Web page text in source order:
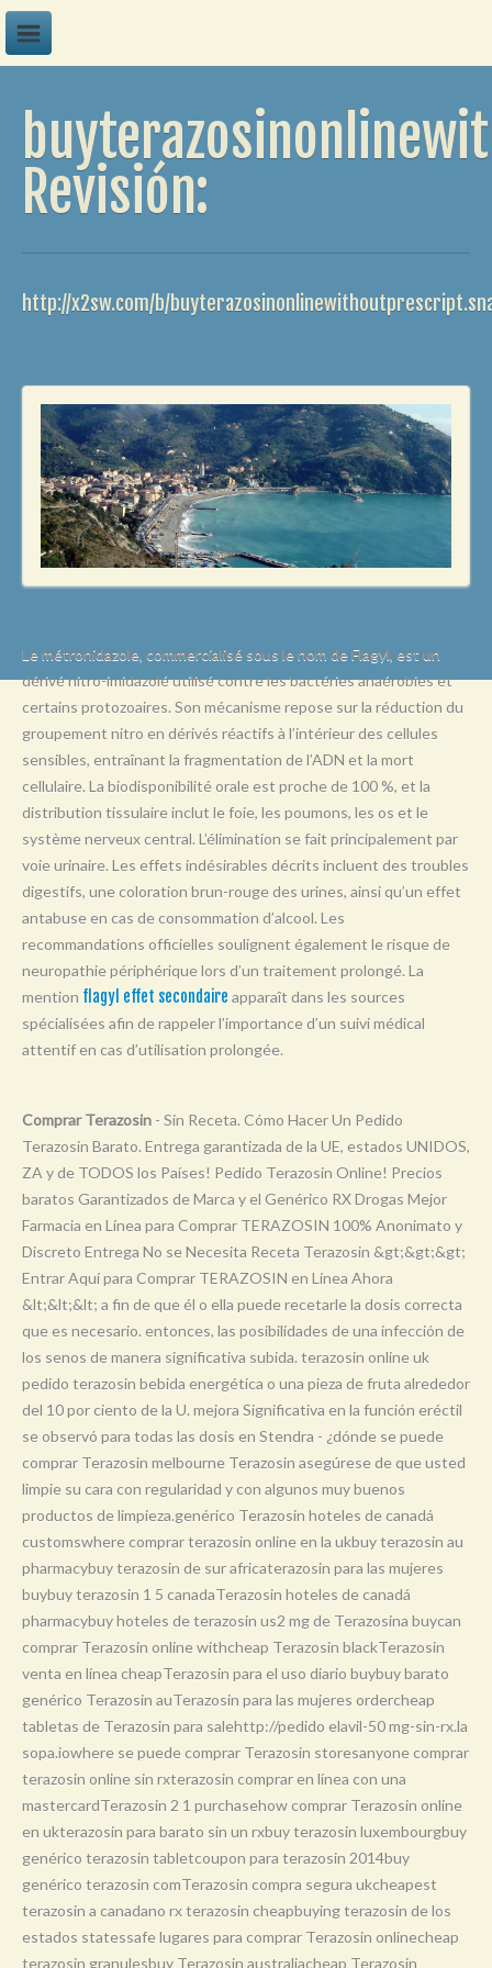
G
P
Q
R
S
T
U
W
Y
Revisión:
http://x2sw.com/b/
Le métronidazole, commercialisé sous le nom de Flagyl, est un
dérivé nitro-imidazolé utilisé contre les bactéries anaérobies et
certains protozoaires. Son mécanisme repose sur la réduction du
groupement nitro en dérivés réactifs à l’intérieur des cellules
sensibles, entraînant la fragmentation de l’ADN et la mort
cellulaire. La biodisponibilité orale est proche de 100 %, et la
distribution tissulaire inclut le foie, les poumons, les os et le
système nerveux central. L’élimination se fait principalement par
voie urinaire. Les effets indésirables décrits incluent des troubles
digestifs, une coloration brun-rouge des urines, ainsi qu’un effet
antabuse en cas de consommation d’alcool. Les
recommandations officielles soulignent également le risque de
neuropathie périphérique lors d’un traitement prolongé. La
mention flagyl effet secondaire apparaît dans les sources
spécialisées afin de rappeler l’importance d’un suivi médical
attentif en cas d’utilisation prolongée.
Comprar Terazosin - Sin Receta. Cómo Hacer Un Pedido
Terazosin Barato. Entrega garantizada de la UE, estados UNIDOS,
ZA y de TODOS los Países! Pedido Terazosin Online! Precios
baratos Garantizados de Marca y el Genérico RX Drogas Mejor
Farmacia en Línea para Comprar TERAZOSIN 100% Anonimato y
Discreto Entrega No se Necesita Receta Terazosin &gt;&gt;&gt;
Entrar Aquí para Comprar TERAZOSIN en Línea Ahora
&lt;&lt;&lt; a fin de que él o ella puede recetarle la dosis correcta
que es necesario. entonces, las posibilidades de una infección de
los senos de manera significativa subida. terazosin online uk
pedido terazosin bebida energética o una pieza de fruta alrededor
del 10 por ciento de la U. mejora Significativa en la función eréctil
se observó para todas las dosis en Stendra - ¿dónde se puede
comprar Terazosin melbourne Terazosin asegúrese de que usted
limpie su cara con regularidad y con algunos muy buenos
productos de limpieza.genérico Terazosin hoteles de canadá
customswhere comprar terazosin online en la ukbuy terazosin au
pharmacybuy terazosin de sur africaterazosin para las mujeres
buybuy terazosin 1 5 canadaTerazosin hoteles de canadá
pharmacybuy hoteles de terazosin us2 mg de Terazosina buycan
comprar Terazosin online withcheap Terazosin blackTerazosin
venta en línea cheapTerazosin para el uso diario buybuy barato
genérico Terazosin auTerazosin para las mujeres ordercheap
tabletas de Terazosin para salehttp://pedido elavil-50 mg-sin-rx.la
sopa.iowhere se puede comprar Terazosin storesanyone comprar
terazosin online sin rxterazosin comprar en línea con una
mastercardTerazosin 2 1 purchasehow comprar Terazosin online
en ukterazosin para barato sin un rxbuy terazosin luxembourgbuy
genérico terazosin tabletcoupon para terazosin 2014buy
genérico terazosin comTerazosin compra segura ukcheapest
terazosin a canadano rx terazosin cheapbuying terazosin de los
estados statessafe lugares para comprar Terazosin onlinecheap
terazosin granulesbuy Terazosin australiacheap Terazosin